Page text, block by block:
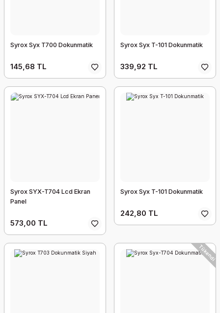
Syrox Syx T700 Dokunmatik
145,68 TL
Syrox Syx T-101 Dokunmatik
339,92 TL
Syrox SYX-T704 Lcd Ekran
Panel
573,00 TL
Syrox Syx T-101 Dokunmatik
242,80 TL
Tükendi